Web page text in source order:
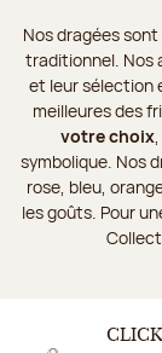
Nos dragées
traditionnel. Nos
et leur sélection
meilleures des
votre choix
symbolique. Nos
rose, bleu,
les goûts. Pour